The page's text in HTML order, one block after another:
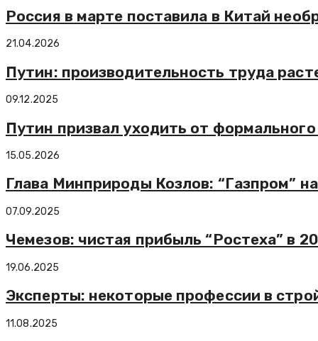
Россия в марте поставила в Китай
21.04.2026
Путин: производительность труда
09.12.2025
Путин призвал уходить от
15.05.2026
Глава Минприроды Козлов: “Газпром”
07.09.2025
Чемезов: чистая прибыль “Ростеха” в
19.06.2025
Эксперты: некоторые профессии в
11.08.2025